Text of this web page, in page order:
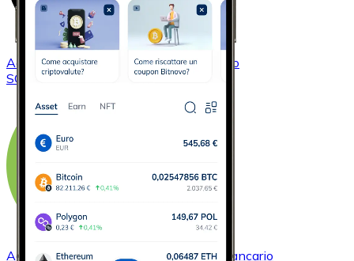
AcquistareSolana
con bonifico bancario
SOL
AcquistareBitcoin Cash
con bonifico bancario